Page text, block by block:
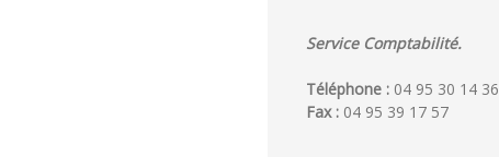
Service Comptabilité.
Téléphone : 04 95 30 14 36
Fax : 04 95 39 17 57